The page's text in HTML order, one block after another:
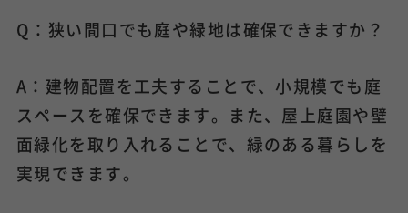
Q：狭い間口でも庭や緑地は確保できますか？
A：建物配置を工夫することで、小規模でも庭
スペースを確保できます。また、屋上庭園や壁
面緑化を取り入れることで、緑のある暮らしを
実現できます。